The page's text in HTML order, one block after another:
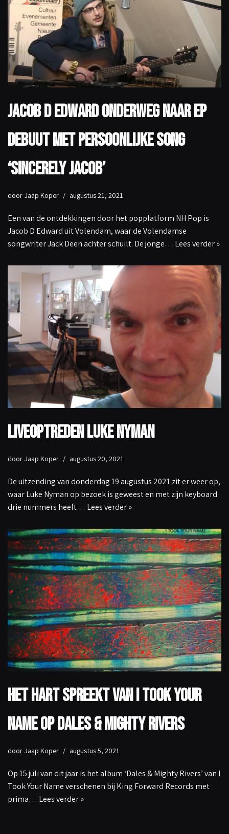
Jacob D Edward onderweg naar EP
debuut met persoonlijke song
‘Sincerely Jacob’
door Jaap Koper augustus 21, 2021
Een van de ontdekkingen door het popplatform NH Pop is
Jacob D Edward uit Volendam, waar de Volendamse
songwriter Jack Deen achter schuilt. De jonge… Lees verder »
Liveoptreden Luke Nyman
door Jaap Koper augustus 20, 2021
De uitzending van donderdag 19 augustus 2021 zit er weer op,
waar Luke Nyman op bezoek is geweest en met zijn keyboard
drie nummers heeft… Lees verder »
Het hart spreekt van I Took Your
Name op Dales & Mighty Rivers
door Jaap Koper augustus 5, 2021
Op 15 juli van dit jaar is het album ‘Dales & Mighty Rivers’ van I
Took Your Name verschenen bij King Forward Records met
prima… Lees verder »